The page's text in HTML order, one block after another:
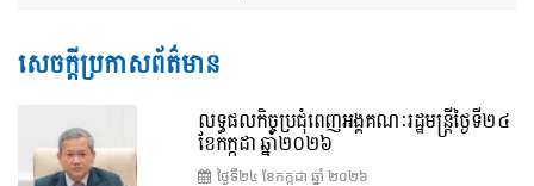
សេចក្តីប្រកាសព័ត៌មាន
លទ្ធផលកិច្ចប្រជុំពេញអង្គគណៈរដ្ឋមន្រ្តីថ្ងៃទី២៤
ខែកក្កដា ឆ្នាំ២០២៦
ថ្ងៃទី២៤ ខែ​កក្កដា ឆ្នាំ ២០២៦